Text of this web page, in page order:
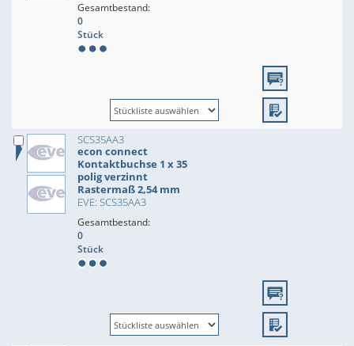
Gesamtbestand:
0
Stück
SCS35AA3
econ connect
Kontaktbuchse 1 x 35
polig verzinnt
Rastermaß 2,54 mm
EVE: SCS35AA3
Gesamtbestand:
0
Stück